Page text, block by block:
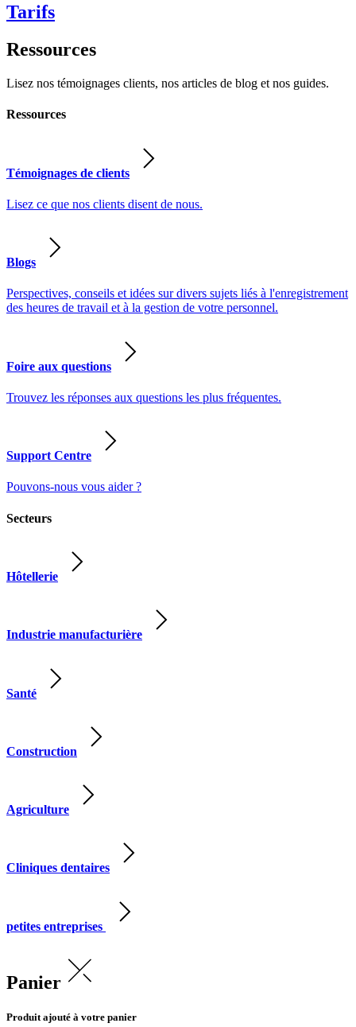
Tarifs
Ressources
Lisez nos témoignages clients, nos articles de blog et nos guides.
Ressources
Témoignages de clients
Lisez ce que nos clients disent de nous.
Blogs
Perspectives, conseils et idées sur divers sujets liés à l'enregistrement
des heures de travail et à la gestion de votre personnel.
Foire aux questions
Trouvez les réponses aux questions les plus fréquentes.
Support Centre
Pouvons-nous vous aider ?
Secteurs
Hôtellerie
Industrie manufacturière
Santé
Construction
Agriculture
Cliniques dentaires
petites entreprises
Panier
Produit ajouté à votre panier